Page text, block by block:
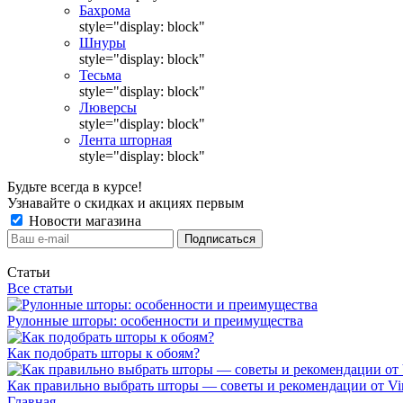
Бахрома
style="display: block"
Шнуры
style="display: block"
Тесьма
style="display: block"
Люверсы
style="display: block"
Лента шторная
style="display: block"
Будьте всегда в курсе!
Узнавайте о скидках и акциях первым
Новости магазина
Статьи
Все статьи
Рулонные шторы: особенности и преимущества
Как подобрать шторы к обоям?
Как правильно выбрать шторы — советы и рекомендации от